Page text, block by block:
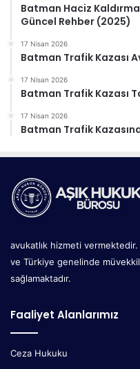
Batman Haciz Kaldırma
Güncel Rehber (2025)
17 Nisan 2026
Batman Trafik Kazası
17 Nisan 2026
Batman Trafik Kazası
17 Nisan 2026
Batman Trafik
avukatlık hizmeti
ve Türkiye genelinde
sağlamaktadır.
Faaliyet Alanlarımız
Ceza Hukuku